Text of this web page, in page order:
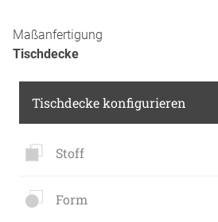
Maßanfertigung
Tischdecke
Tischdecke konfigurieren
Stoff
Form